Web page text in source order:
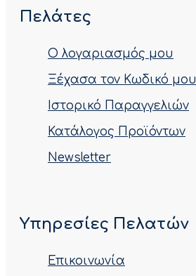
Πελάτες
Ο λογαριασμός μου
Ξέχασα τον Κωδικό μου
Ιστορικό Παραγγελιών
Κατάλογος Προϊόντων
Newsletter
Υπηρεσίες Πελατών
Επικοινωνία